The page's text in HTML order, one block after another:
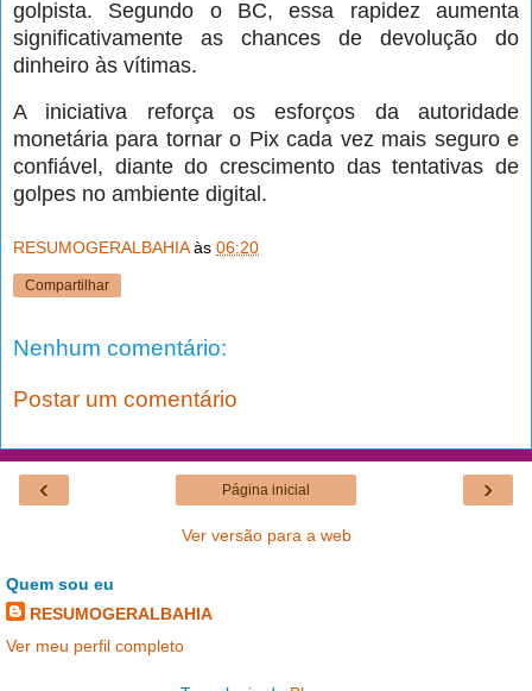
golpista. Segundo o BC, essa rapidez aumenta
significativamente as chances de devolução do
dinheiro às vítimas.
A iniciativa reforça os esforços da autoridade
monetária para tornar o Pix cada vez mais seguro e
confiável, diante do crescimento das tentativas de
golpes no ambiente digital.
RESUMOGERALBAHIA às 06:20
Compartilhar
Nenhum comentário:
Postar um comentário
‹ ›
Página inicial
Ver versão para a web
Quem sou eu
RESUMOGERALBAHIA
Ver meu perfil completo